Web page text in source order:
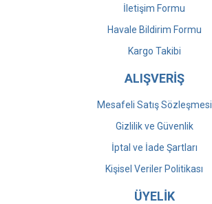
İletişim Formu
Havale Bildirim Formu
Kargo Takibi
ALIŞVERİŞ
Mesafeli Satış Sözleşmesi
Gizlilik ve Güvenlik
İptal ve İade Şartları
Kişisel Veriler Politikası
ÜYELİK